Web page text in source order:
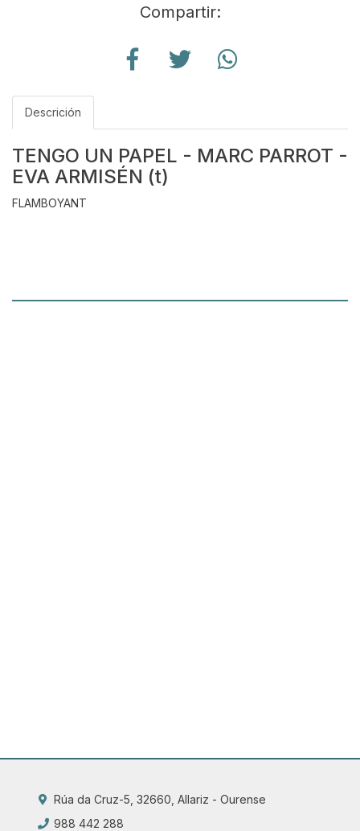
Compartir:
Descrición
TENGO UN PAPEL - MARC PARROT -
EVA ARMISÉN (t)
FLAMBOYANT
Rúa da Cruz-5, 32660, Allariz - Ourense
988 442 288